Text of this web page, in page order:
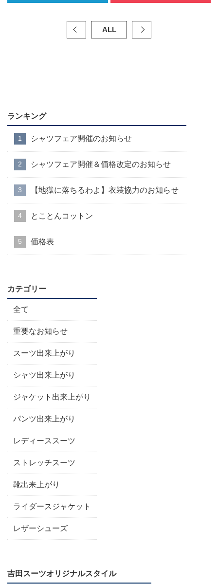
ALL
ランキング
シャツフェア開催のお知らせ
シャツフェア開催＆価格改定のお知らせ
【地獄に落ちるわよ】衣装協力のお知らせ
とことんコットン
価格表
カテゴリー
全て
重要なお知らせ
スーツ出来上がり
シャツ出来上がり
ジャケット出来上がり
パンツ出来上がり
レディーススーツ
ストレッチスーツ
靴出来上がり
ライダースジャケット
レザーシューズ
吉田スーツオリジナルスタイル